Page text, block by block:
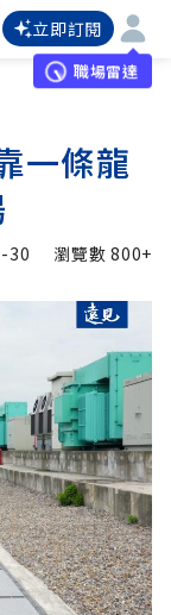
立即訂閱
職場雷達
一條龍
30 瀏覽數800+